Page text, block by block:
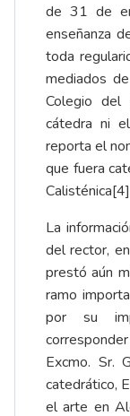
de 31 de
enseñanza
toda
mediados
Colegio
cátedra ni
reporta el
que fuera
Calisténica[4]
La
del rector,
prestó aún
ramo
por su
Excmo. Sr.
catedrático,
el arte en